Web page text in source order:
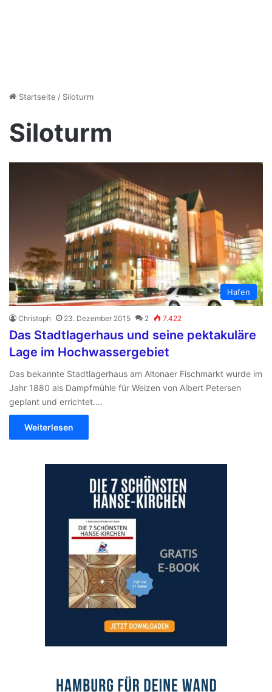
Startseite / Siloturm
Siloturm
Hafen
Christoph 23. Dezember 2015 2 7.422
Das Stadtlagerhaus und seine pektakuläre
Lage im Hochwassergebiet
Das bekannte Stadtlagerhaus am Altonaer Fischmarkt wurde im
Jahr 1880 als Dampfmühle für Weizen von Albert Petersen
geplant und errichtet.…
Weiterlesen